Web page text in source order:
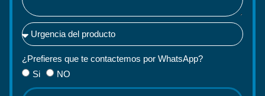
¿Prefieres que te contactemos por WhatsApp?
Si
NO